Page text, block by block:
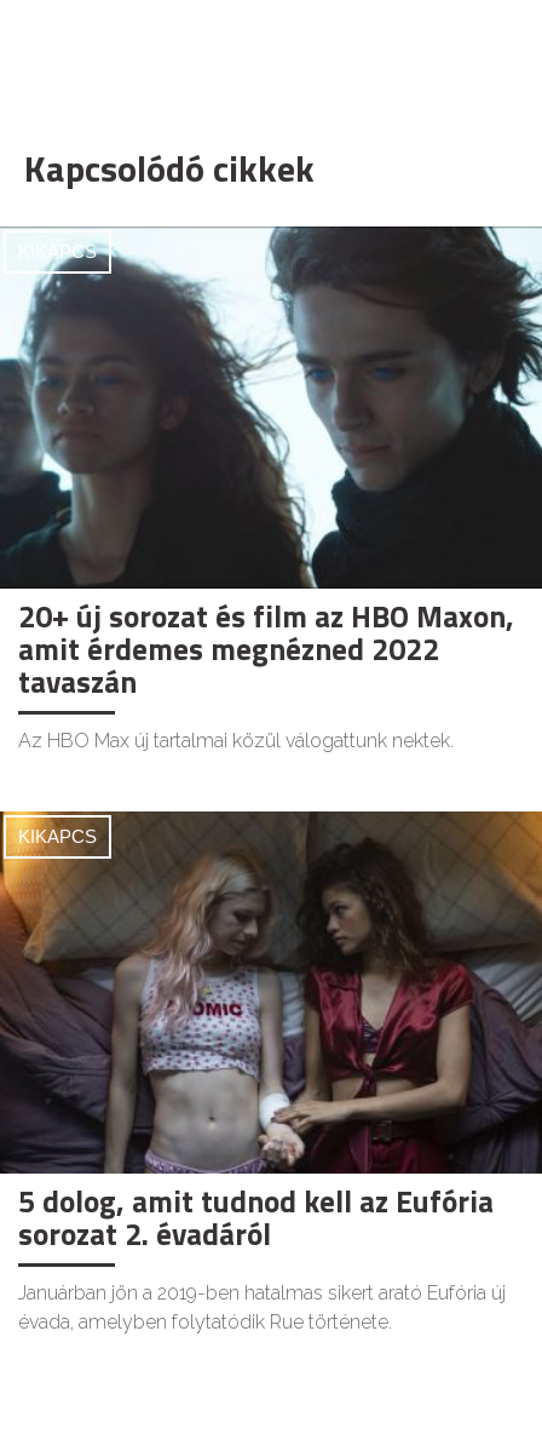
Kapcsolódó cikkek
KIKAPCS
20+ új sorozat és film az HBO Maxon,
amit érdemes megnézned 2022
tavaszán
Az HBO Max új tartalmai közül válogattunk nektek.
KIKAPCS
5 dolog, amit tudnod kell az Eufória
sorozat 2. évadáról
Januárban jön a 2019-ben hatalmas sikert arató Eufória új
évada, amelyben folytatódik Rue története.